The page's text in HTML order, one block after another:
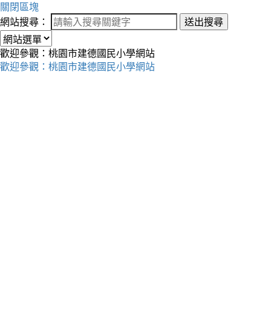
關閉區塊
網站搜尋：
送出搜尋
歡迎參觀：桃園市建德國民小學網站
歡迎參觀：桃園市建德國民小學網站